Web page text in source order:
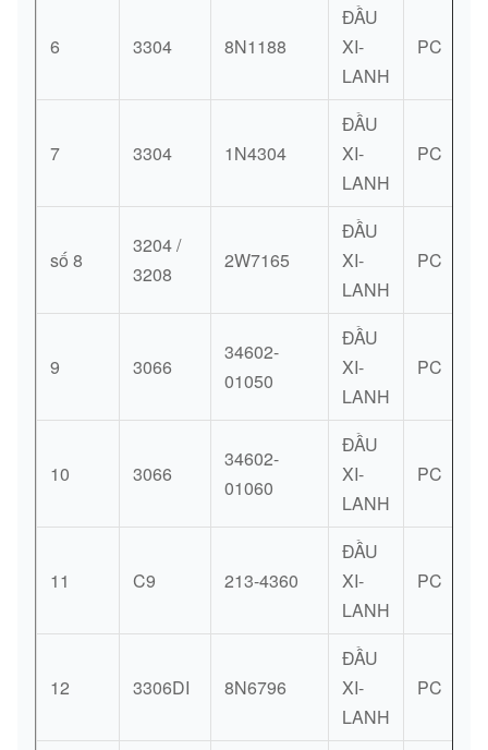
6 3304 8N1188
ĐẦU
XI-
LANH
PC
7 3304 1N4304
ĐẦU
XI-
LANH
PC
số 8
3204 /
3208
2W7165
ĐẦU
XI-
LANH
PC
9 3066
34602-
01050
ĐẦU
XI-
LANH
PC
10 3066
34602-
01060
ĐẦU
XI-
LANH
PC
11 C9 213-4360
ĐẦU
XI-
LANH
PC
12 3306DI 8N6796
ĐẦU
XI-
LANH
PC